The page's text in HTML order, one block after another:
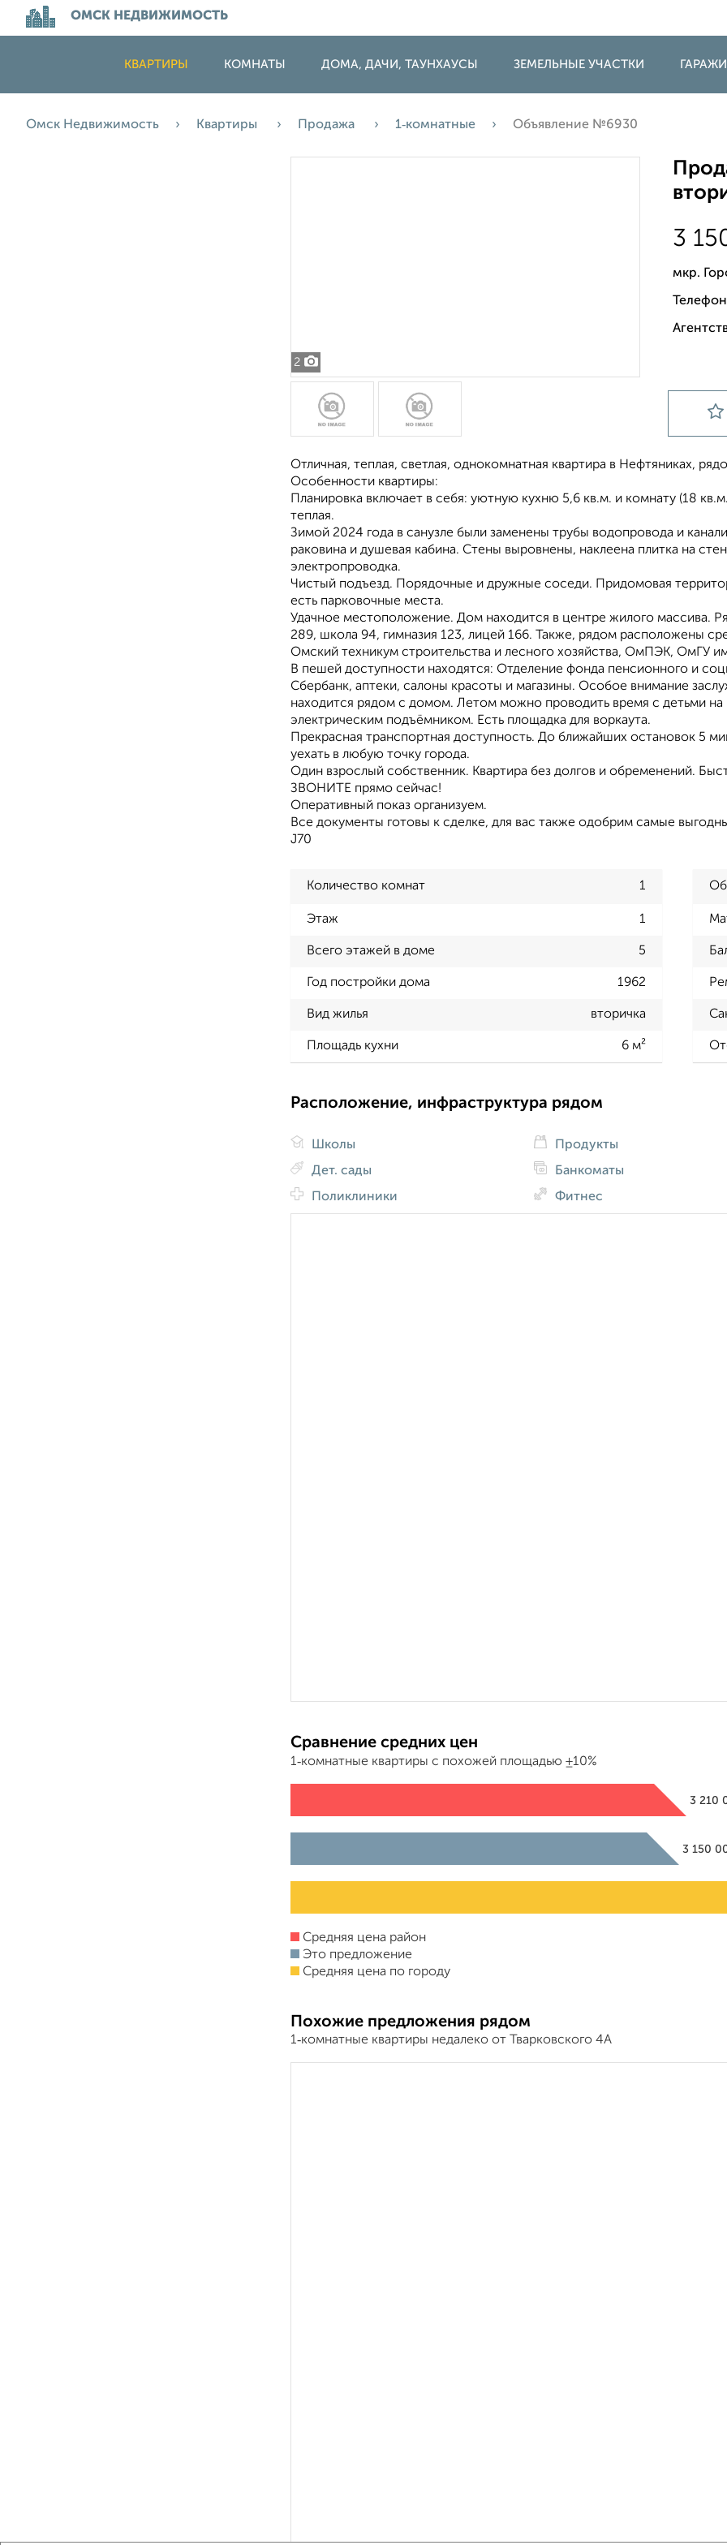
ОМСК НЕДВИЖИМОСТЬ
КВАРТИРЫ КОМНАТЫ ДОМА, ДАЧИ, ТАУНХАУСЫ ЗЕМЕЛЬНЫЕ УЧАСТКИ
Омск Недвижимость Квартиры Продажа 1‑комнатные Объявление №6930
2
3
мкр.
Отличная, теплая, светлая, однокомнатная квартира в Нефтяниках,
Особенности квартиры:
Планировка включает в себя: уютную кухню 5,6 кв.м. и комнату (18
теплая.
Зимой 2024 года в санузле были заменены трубы водопровода и
раковина и душевая кабина. Стены выровнены, наклеена плитка на
электропроводка.
Чистый подъезд. Порядочные и дружные соседи. Придомовая
есть парковочные места.
Удачное местоположение. Дом находится в центре жилого массива.
289, школа 94, гимназия 123, лицей 166. Также, рядом расположены
Омский техникум строительства и лесного хозяйства, ОмПЭК,
В пешей доступности находятся: Отделение фонда пенсионного и
Сбербанк, аптеки, салоны красоты и магазины. Особое внимание
находится рядом с домом. Летом можно проводить время с детьми на
электрическим подъёмником. Есть площадка для воркаута.
Прекрасная транспортная доступность. До ближайших остановок 5
уехать в любую точку города.
Один взрослый собственник. Квартира без долгов и обременений.
ЗВОНИТЕ прямо сейчас!
Оперативный показ организуем.
Все документы готовы к сделке, для вас также одобрим самые
J70
Количество комнат 1
Этаж 1
Всего этажей в доме 5
Год постройки дома 1962
Вид жилья вторичка
Площадь кухни 6 м²
Расположение, инфраструктура рядом
Школы
Дет. сады
Поликлиники
Продукты
Банкоматы
Фитнес
Сравнение средних цен
1‑комнатные квартиры с похожей площадью ±10%
3 210
3 150
Средняя цена район
Это предложение
Средняя цена по городу
Похожие предложения рядом
1‑комнатные квартиры недалеко от Тварковского 4А